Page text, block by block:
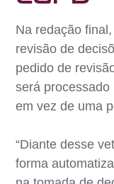
Na redação
revisão de
pedido de
será
em vez de uma
“Diante desse
forma